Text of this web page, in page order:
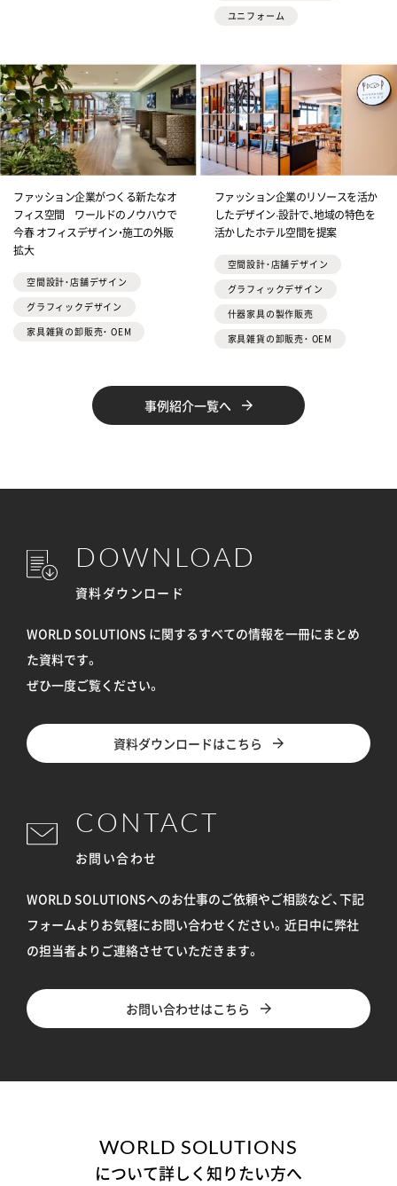
ユニフォーム
ファッション企業がつくる新たなオ
フィス空間 ワールドのノウハウで
今春 オフィスデザイン・施工の外販
拡大
空間設計・店舗デザイン
グラフィックデザイン
家具雑貨の卸販売・ OEM
ファッション企業のリソースを活か
したデザイン·設計で、地域の特色を
活かしたホテル空間を提案
空間設計・店舗デザイン
グラフィックデザイン
什器家具の製作販売
家具雑貨の卸販売・ OEM
事例紹介一覧へ
DOWNLOAD
資料ダウンロード
WORLD SOLUTIONS に関するすべての情報を一冊にまとめ
た資料です。
ぜひ一度ご覧ください。
資料ダウンロードはこちら
CONTACT
お問い合わせ
WORLD SOLUTIONSへのお仕事のご依頼やご相談など、下記
フォームよりお気軽にお問い合わせください。 近日中に弊社
の担当者よりご連絡させていただきます。
お問い合わせはこちら
WORLD SOLUTIONS
について詳しく知りたい方へ